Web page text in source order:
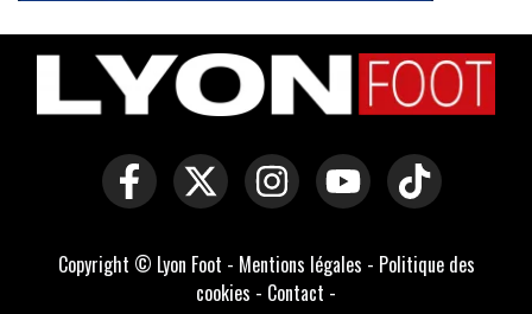
Copyright © Lyon Foot - Mentions légales - Politique des
cookies - Contact -